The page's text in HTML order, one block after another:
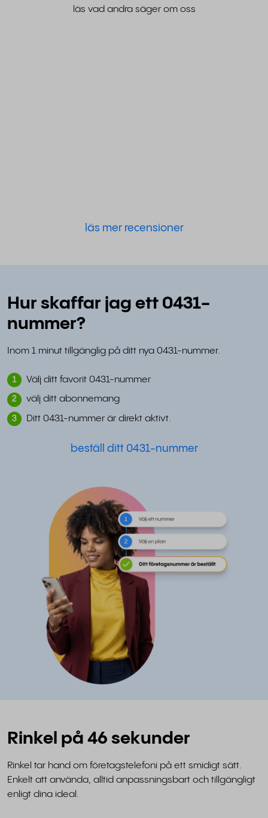
läs vad andra säger om oss
läs mer recensioner
Hur skaffar jag ett 0431-
nummer?
Inom 1 minut tillgänglig på ditt nya 0431-nummer.
1 Välj ditt favorit 0431-nummer
2 välj ditt abonnemang
3 Ditt 0431-nummer är direkt aktivt.
beställ ditt 0431-nummer
Rinkel på 46 sekunder
Rinkel tar hand om företagstelefoni på ett smidigt sätt.
Enkelt att använda, alltid anpassningsbart och tillgängligt
enligt dina ideal.